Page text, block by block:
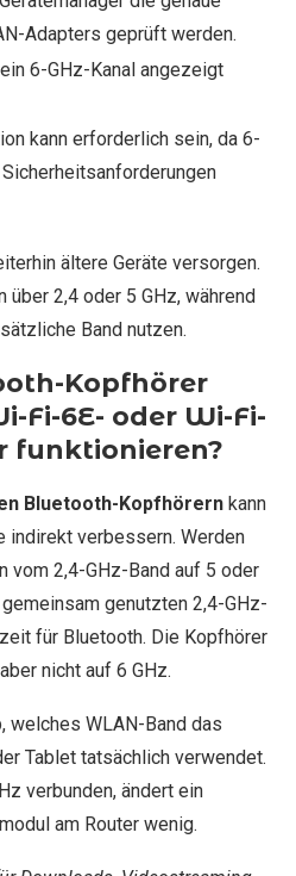
Adapters geprüft werden.
6-GHz-Kanal angezeigt
kann erforderlich sein, da 6-
ältere Geräte versorgen.
über 2,4 oder 5 GHz, während
Band nutzen.
Kopfhörer
Fi-6E- oder Wi-Fi-
funktionieren?
Bluetooth-Kopfhörern kann
indirekt verbessern. Werden
vom 2,4-GHz-Band auf 5 oder
genutzten 2,4-GHz-
für Bluetooth. Die Kopfhörer
nicht auf 6 GHz.
welches WLAN-Band das
Tablet tatsächlich verwendet.
verbunden, ändert ein
am Router wenig.